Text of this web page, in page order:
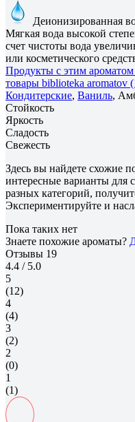
Деионизированная
Мягкая вода высокой
счет чистоты вода
или косметического
Продукты с этим
товары biblioteka aromatov
Кондитерские, Ваниль,
Стойкость
Яркость
Сладость
Свежесть
Здесь вы найдете схожие
интересные варианты для
разных категорий,
Экспериментируйте и
Пока таких нет
Знаете похожие ароматы?
Отзывы 19
4.4 / 5.0
5
(12)
4
(4)
3
(2)
2
(0)
1
(1)